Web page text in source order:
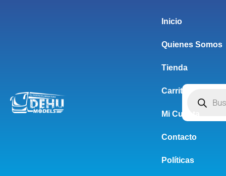
Inicio
Quienes Somos
Tienda
Carrito
Mi Cuenta
Contacto
Políticas